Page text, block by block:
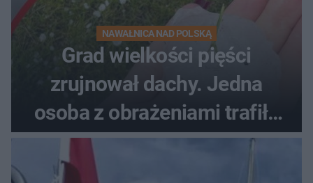
NAWAŁNICA NAD POLSKĄ
Grad wielkości pięści
zrujnował dachy. Jedna
osoba z obrażeniami trafiła
do szpitala